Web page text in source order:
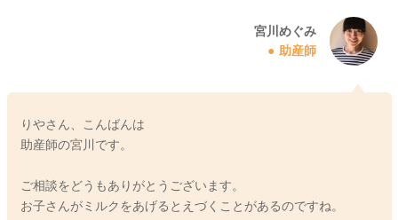
宮川めぐみ
助産師
りやさん、こんばんは
助産師の宮川です。
ご相談をどうもありがとうございます。
お子さんがミルクをあげるとえづくことがあるのですね。